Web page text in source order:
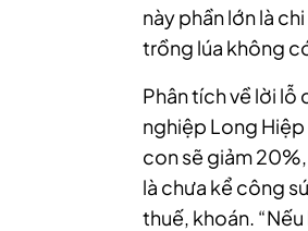
này phần lớn là
trồng lúa không
Phân tích về lời lỗ
nghiệp Long
con sẽ giảm
là chưa kể công
thuế, khoán.